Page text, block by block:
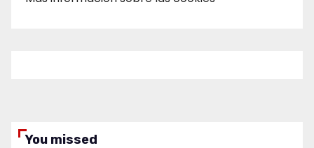
You missed